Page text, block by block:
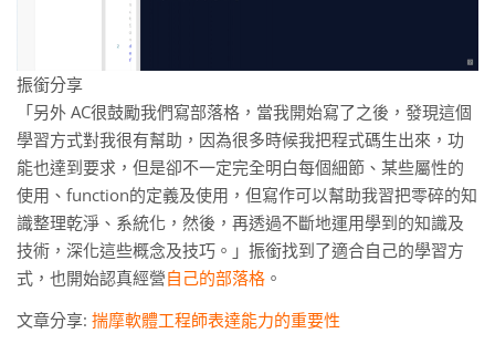
振銜分享
「另外 AC很鼓勵我們寫部落格，當我開始寫了之後，發現這個
學習方式對我很有幫助，因為很多時候我把程式碼生出來，功
能也達到要求，但是卻不一定完全明白每個細節、某些屬性的
使用、function的定義及使用，但寫作可以幫助我習把零碎的知
識整理乾淨、系統化，然後，再透過不斷地運用學到的知識及
技術，深化這些概念及技巧。」振銜找到了適合自己的學習方
式，也開始認真經營自己的部落格 。
文章分享: 揣摩軟體工程師表達能力的重要性